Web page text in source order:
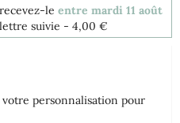
le entre mardi 11 août
suivie - 4,00 €
personnalisation pour